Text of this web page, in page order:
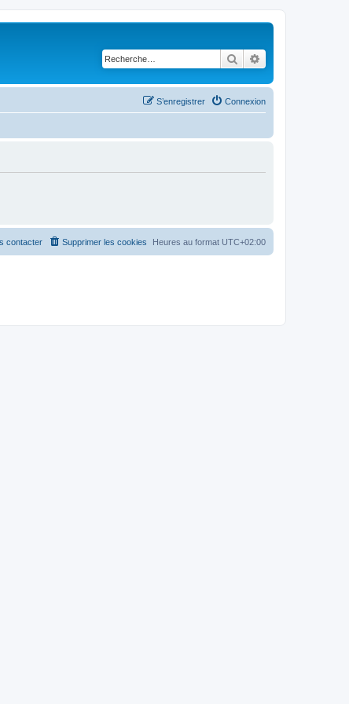
Rechercher
Connexion
S’enregistrer
Heures au format UTC+02:00
Supprimer les cookies
contacter